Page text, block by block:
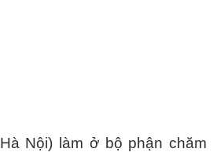
Nội) làm ở bộ phận chăm